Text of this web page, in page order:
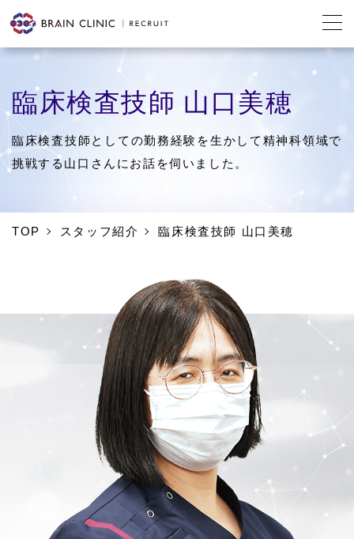
臨床検査技師 山口美穂
臨床検査技師としての勤務経験を生かして精神科領域で
挑戦する山口さんにお話を伺いました。
TOP スタッフ紹介 臨床検査技師 山口美穂